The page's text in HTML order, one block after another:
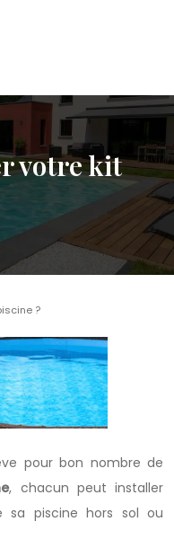
votre kit
?
pour bon nombre de
, chacun peut installer
piscine hors sol ou